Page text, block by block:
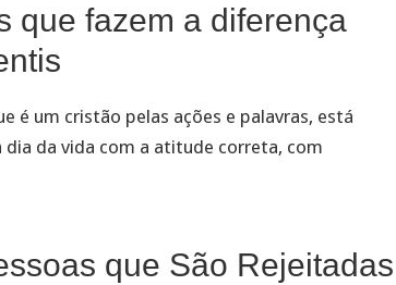
que fazem a diferença
é um cristão pelas ações e palavras, está
dia da vida com a atitude correta, com
que São Rejeitadas